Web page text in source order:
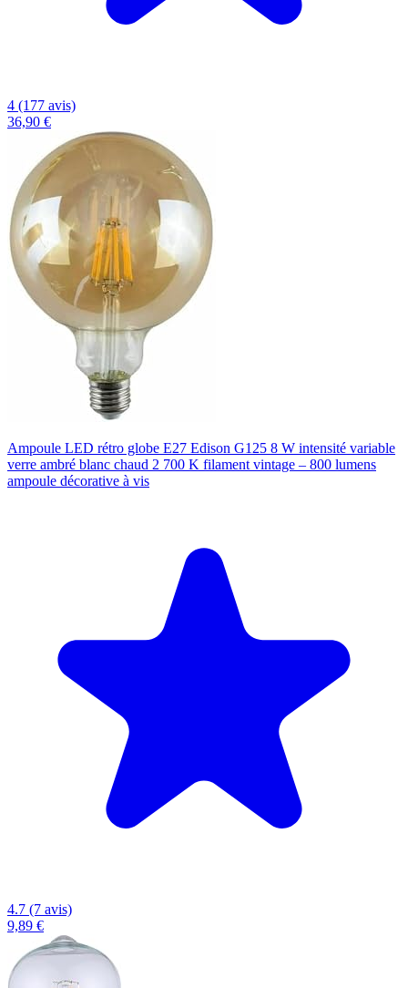
4 (177 avis)
36,90 €
Ampoule LED rétro globe E27 Edison G125 8 W intensité variable
verre ambré blanc chaud 2 700 K filament vintage – 800 lumens
ampoule décorative à vis
4.7 (7 avis)
9,89 €